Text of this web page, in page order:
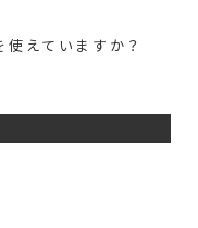
えていますか？